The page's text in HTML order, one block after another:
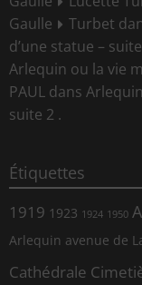
Gaulle
Turbet
d’une statue –
Arlequin ou la vie
PAUL dans
suite 2 .
Étiquettes
1919 1923 1924 1950
Arlequin avenue de
Cathédrale